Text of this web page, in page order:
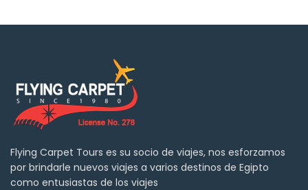
Flying Carpet Tours es su socio de viajes, nos esforzamos
por brindarle nuevos viajes a varios destinos de Egipto
como entusiastas de los viajes